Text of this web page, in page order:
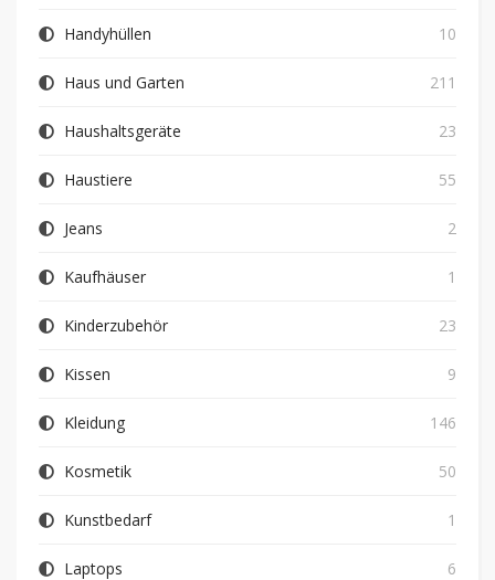
Handyhüllen 10
Haus und Garten 211
Haushaltsgeräte 23
Haustiere 55
Jeans 2
Kaufhäuser 1
Kinderzubehör 23
Kissen 9
Kleidung 146
Kosmetik 50
Kunstbedarf 1
Laptops 6